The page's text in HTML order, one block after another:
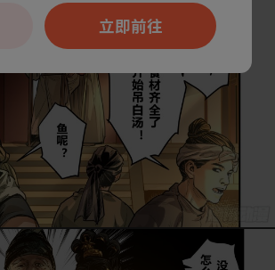
立即前往